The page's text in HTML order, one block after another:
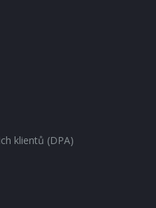
klientů (DPA)